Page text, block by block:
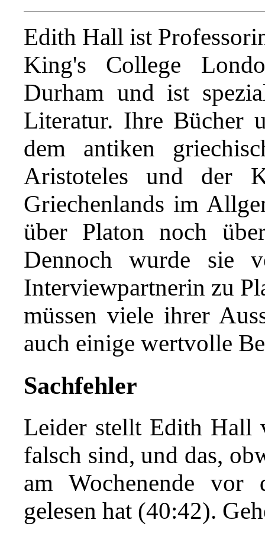
Edith Hall ist
King's College
Durham und ist
Literatur. Ihre Bücher
dem antiken
Aristoteles und der
Griechenlands im
über Platon noch
Dennoch wurde sie
Interviewpartnerin zu
müssen viele ihrer
auch einige wertvolle
Sachfehler
Leider stellt Edith Hall
falsch sind, und das,
am Wochenende vor
gelesen hat (40:42).